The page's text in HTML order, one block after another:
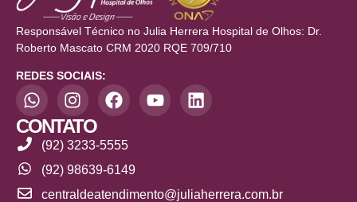
Responsável Técnico no Julia Herrera Hospital de Olhos: Dr.
Roberto Mascato CRM 2020 RQE 709/710
REDES SOCIAIS:
CONTATO
(92) 3233-5555
(92) 98639-6149
centraldeatendimento@juliaherrera.com.br